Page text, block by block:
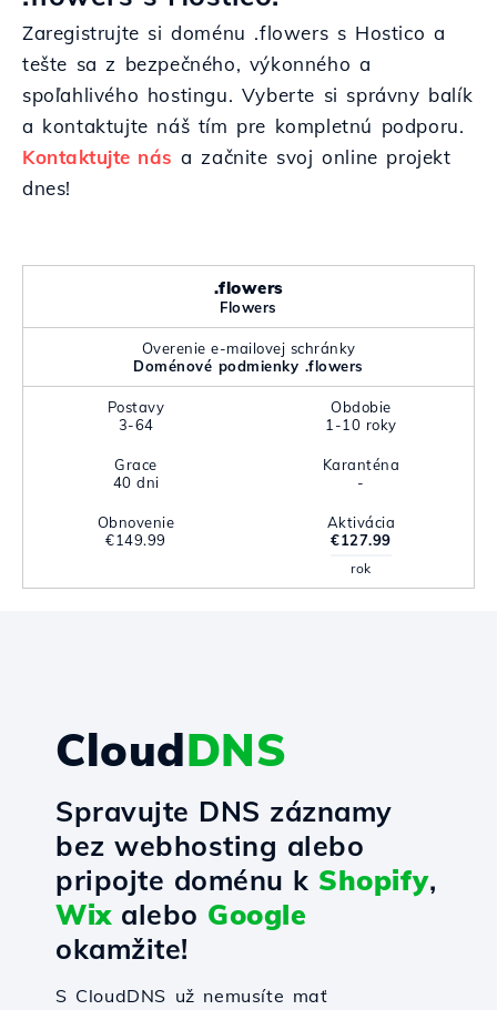
Zaregistrujte si doménu .flowers s Hostico a
tešte sa z bezpečného, výkonného a
spoľahlivého hostingu. Vyberte si správny balík
a kontaktujte náš tím pre kompletnú podporu.
Kontaktujte nás a začnite svoj online projekt
dnes!
.flowers
Flowers
Overenie e-mailovej schránky
Doménové podmienky .flowers
Postavy
3-64
Obdobie
1-10 roky
Grace
40 dni
Karanténa
-
Obnovenie
€149.99
Aktivácia
€127.99
rok
CloudDNS
Spravujte DNS záznamy
bez webhosting alebo
pripojte doménu k Shopify,
Wixalebo Google
okamžite!
S CloudDNS už nemusíte mať